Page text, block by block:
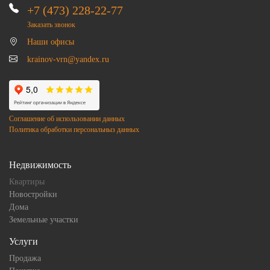
+7 (473) 228-22-77
Заказать звонок
Наши офисы
krainov-vrn@yandex.ru
Соглашение об использовании данных
Политика обработки персональныз данных
Недвижимость
Квартиры
Новостройки
Дома
Земельные участки
Услуги
Продажа